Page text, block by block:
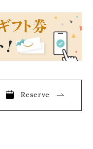
Reserve